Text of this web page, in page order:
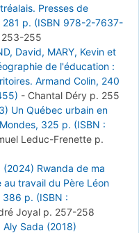
Presses de
281 p. (ISBN 978-2-7637-
253-255
David, MARY, Kevin et
de l'éducation :
Armand Colin, 240
- Chantal Déry p. 255
Un Québec urbain en
325 p. (ISBN :
Leduc-Frenette p.
(2024) Rwanda de ma
au travail du Père Léon
386 p. (ISBN :
Joyal p. 257-258
Aly Sada (2018)